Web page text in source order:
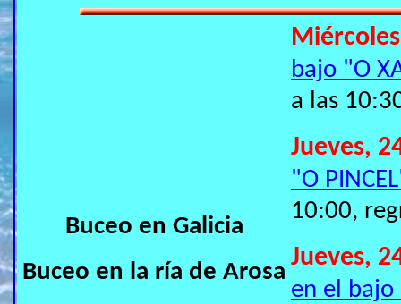
Buceo en Galicia
Buceo en la ría de Arosa
bajo "O
a las
Jueves,
"O
10:00,
Jueves,
en el bajo